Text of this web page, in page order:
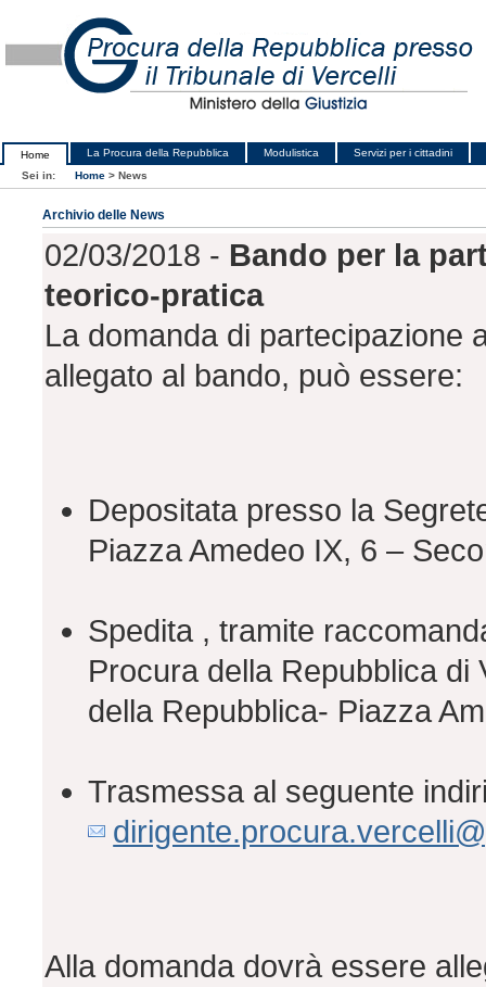
Home La Procura della Repubblica Modulistica
Servizi per i cittadini
Sei in:
Home > News
Archivio delle News
02/03/2018 - Bando per la
teorico-pratica
La domanda di partecipazione
allegato al bando, può essere:
Depositata presso la
Piazza Amedeo IX, 6 –
Spedita , tramite
Procura della Repubblica
della Repubblica- Piazza
Trasmessa al seguente
Alla domanda dovrà essere